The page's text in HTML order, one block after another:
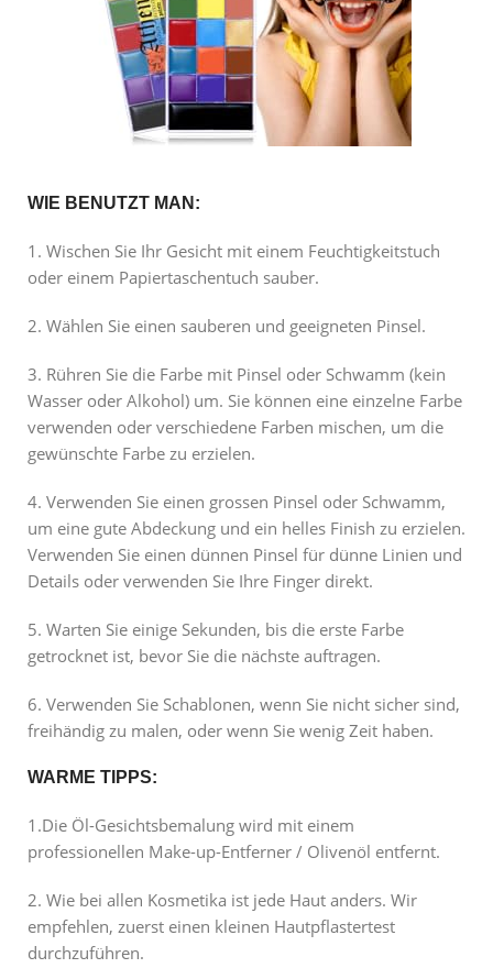
WIE BENUTZT MAN:
1. Wischen Sie Ihr Gesicht mit einem Feuchtigkeitstuch
oder einem Papiertaschentuch sauber.
2. Wählen Sie einen sauberen und geeigneten Pinsel.
3. Rühren Sie die Farbe mit Pinsel oder Schwamm (kein
Wasser oder Alkohol) um. Sie können eine einzelne Farbe
verwenden oder verschiedene Farben mischen, um die
gewünschte Farbe zu erzielen.
4. Verwenden Sie einen grossen Pinsel oder Schwamm,
um eine gute Abdeckung und ein helles Finish zu erzielen.
Verwenden Sie einen dünnen Pinsel für dünne Linien und
Details oder verwenden Sie Ihre Finger direkt.
5. Warten Sie einige Sekunden, bis die erste Farbe
getrocknet ist, bevor Sie die nächste auftragen.
6. Verwenden Sie Schablonen, wenn Sie nicht sicher sind,
freihändig zu malen, oder wenn Sie wenig Zeit haben.
WARME TIPPS:
1.Die Öl-Gesichtsbemalung wird mit einem
professionellen Make-up-Entferner / Olivenöl entfernt.
2. Wie bei allen Kosmetika ist jede Haut anders. Wir
empfehlen, zuerst einen kleinen Hautpflastertest
durchzuführen.